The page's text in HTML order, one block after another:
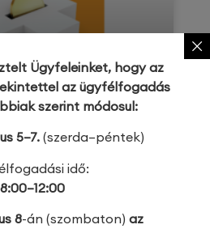
Kanizsai
fel a Kanizsai
Ügyfeleinket, hogy az
az ügyfélfogadás
szerint módosul:
5–7.(szerda–péntek)
idő:
8-án (szombaton) az